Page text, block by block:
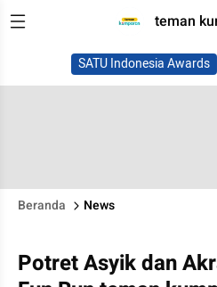
teman
SATU Indonesia Awards
Beranda News
Potret Asyik dan